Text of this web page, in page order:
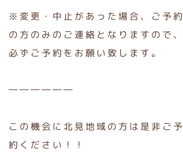
※変更・中止があった場合、ご予約
の方のみのご連絡となりますので、
必ずご予約をお願い致します。
――――――
この機会に北見地域の方は是非ご予
約ください！！